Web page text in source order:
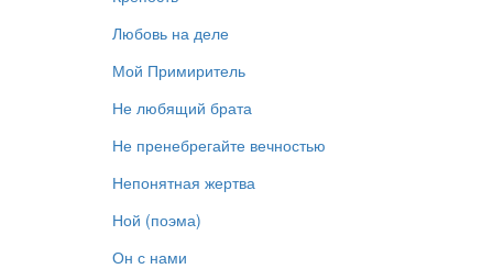
Любовь на деле
Мой Примиритель
Не любящий брата
Не пренебрегайте вечностью
Непонятная жертва
Ной (поэма)
Он с нами